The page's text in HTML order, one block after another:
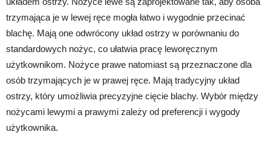
trzymająca je w lewej ręce mogła łatwo i wygodnie przecinać
blachę. Mają one odwrócony układ ostrzy w porównaniu do
standardowych nożyc, co ułatwia pracę leworęcznym
użytkownikom. Nożyce prawe natomiast są przeznaczone dla
osób trzymających je w prawej ręce. Mają tradycyjny układ
ostrzy, który umożliwia precyzyjne cięcie blachy. Wybór między
nożycami lewymi a prawymi zależy od preferencji i wygody
użytkownika.